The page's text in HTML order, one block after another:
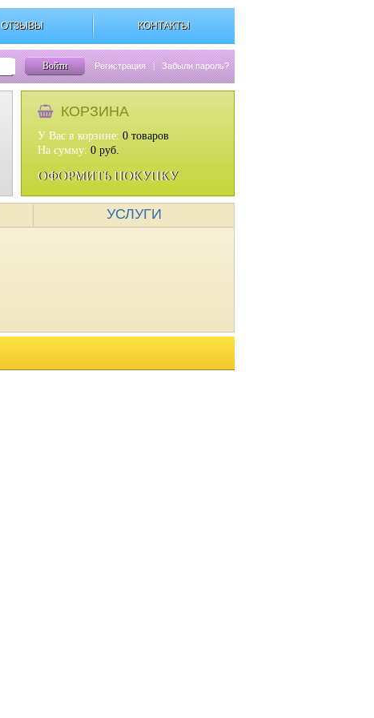
ОТЗЫВЫ КОНТАКТЫ
Войти Регистрация | Забыли пароль?
КОРЗИНА
У Вас в корзине: 0 товаров
На сумму: 0 руб.
ОФОРМИТЬ ПОКУПКУ
УСЛУГИ